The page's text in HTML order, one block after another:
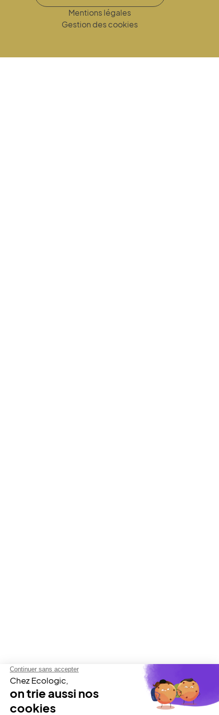
Mentions légales
Gestion des cookies